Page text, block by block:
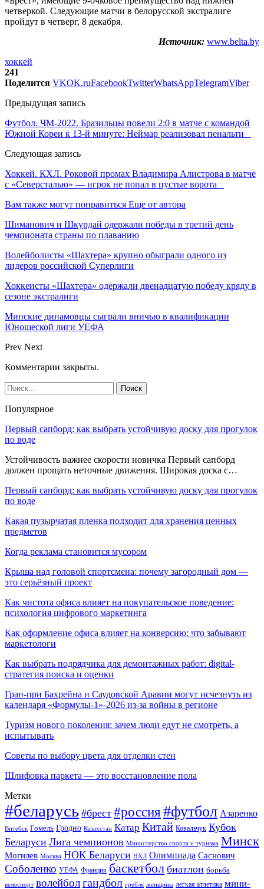
четверкой. Следующие матчи в белорусской экстралиге
пройдут в четверг, 8 декабря.
Источник: www.belta.by
хоккей
241
Поделится VKOK.ruFacebookTwitterWhatsAppTelegramViber
Предыдущая запись
Футбол. ЧМ-2022. Бразильцы повели 2:0 в матче с командой
Южной Кореи к 13-й минуте: Неймар реализовал пенальти
Следующая запись
Хоккей. КХЛ. Роковой промах Владимира Алистрова в матче
с «Северсталью» — игрок не попал в пустые ворота
Вам также могут понравиться Еще от автора
Шиманович и Шкурдай одержали победы в третий день
чемпионата страны по плаванию
Волейболисты «Шахтера» крупно обыграли одного из
лидеров российской Суперлиги
Хоккеисты «Шахтера» одержали двенадцатую победу кряду в
сезоне экстралиги
Минские динамовцы сыграли вничью в квалификации
Юношеской лиги УЕФА
Prev Next
Комментарии закрыты.
Популярное
Первый сапборд: как выбрать устойчивую доску для прогулок
по воде
Устойчивость важнее скорости новичка Первый сапборд
должен прощать неточные движения. Широкая доска с…
Первый сапборд: как выбрать устойчивую доску для прогулок
по воде
Какая пузырчатая пленка подходит для хранения ценных
предметов
Когда реклама становится мусором
Крыша над головой спортсмена: почему загородный дом —
это серьёзный проект
Как чистота офиса влияет на покупательское поведение:
психология цифрового маркетинга
Как оформление офиса влияет на конверсию: что забывают
маркетологи
Как выбрать подрядчика для демонтажных работ: digital-
стратегия поиска и оценки
Гран-при Бахрейна и Саудовской Аравии могут исчезнуть из
календаря «Формулы-1»-2026 из-за войны в регионе
Туризм нового поколения: зачем люди едут не смотреть, а
испытывать
Советы по выбору цвета для отделки стен
Шлифовка паркета — это восстановление пола
Метки
#беларусь #брест #россия#футбол Азаренко
Витебск Гомель Гродно Казахстан Катар Китай Ковальчук Кубок
Беларуси Лига чемпионов Министерство спорта и туризма Минск
Могилев Москва НОК Беларуси НХЛ Олимпиада Саснович
Соболенко УЕФА Франция баскетбол биатлон борьба
велоспорт волейболгандбол гребля женщины легкая атлетика мини-